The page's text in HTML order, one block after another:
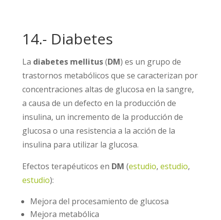
14.- Diabetes
La diabetes mellitus(DM) es un grupo de
trastornos metabólicos que se caracterizan por
concentraciones altas de glucosa en la sangre,
a causa de un defecto en la producción de
insulina, un incremento de la producción de
glucosa o una resistencia a la acción de la
insulina para utilizar la glucosa.
Efectos terapéuticos en DM (estudio, estudio,
estudio):
Mejora del procesamiento de glucosa
Mejora metabólica